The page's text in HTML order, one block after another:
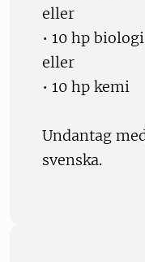
eller
• 10 hp biologi
eller
• 10 hp kemi
Undantag
svenska.